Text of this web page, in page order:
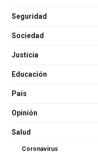
Seguridad
Sociedad
Justicia
Educación
País
Opinión
Salud
Coronavirus